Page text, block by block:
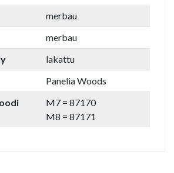
merbau
merbau
lakattu
Panelia Woods
M7 = 87170
M8 = 87171